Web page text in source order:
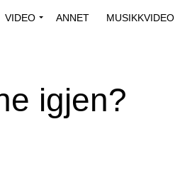
VIDEO ANNET MUSIKKVIDEO
igjen?